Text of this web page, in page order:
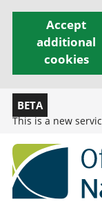
Accept
additional
cookies
BETA
This is a new